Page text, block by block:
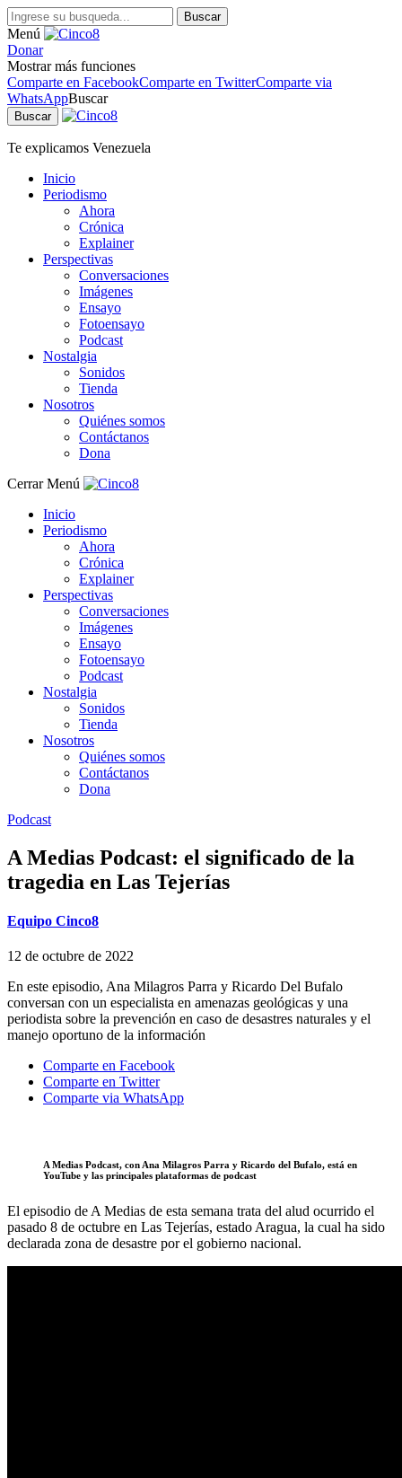
Buscar
Menú
Donar
Mostrar más funciones
Comparte en FacebookComparte en TwitterComparte via
WhatsAppBuscar
Buscar
Te explicamos Venezuela
Inicio
Periodismo
Ahora
Crónica
Explainer
Perspectivas
Conversaciones
Imágenes
Ensayo
Fotoensayo
Podcast
Nostalgia
Sonidos
Tienda
Nosotros
Quiénes somos
Contáctanos
Dona
Cerrar Menú
Inicio
Periodismo
Ahora
Crónica
Explainer
Perspectivas
Conversaciones
Imágenes
Ensayo
Fotoensayo
Podcast
Nostalgia
Sonidos
Tienda
Nosotros
Quiénes somos
Contáctanos
Dona
Podcast
A Medias Podcast: el significado de la
tragedia en Las Tejerías
Equipo Cinco8
12 de octubre de 2022
En este episodio, Ana Milagros Parra y Ricardo Del Bufalo
conversan con un especialista en amenazas geológicas y una
periodista sobre la prevención en caso de desastres naturales y el
manejo oportuno de la información
Comparte en Facebook
Comparte en Twitter
Comparte via WhatsApp
A Medias Podcast, con Ana Milagros Parra y Ricardo del Bufalo, está en
YouTube y las principales plataformas de podcast
El episodio de A Medias de esta semana trata del alud ocurrido el
pasado 8 de octubre en Las Tejerías, estado Aragua, la cual ha sido
declarada zona de desastre por el gobierno nacional.